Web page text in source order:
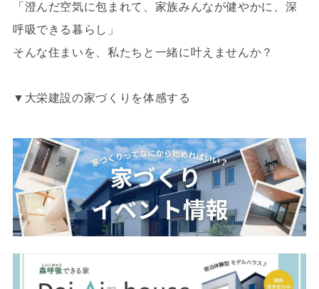
「澄んだ空気に包まれて、家族みんなが健やかに、深
呼吸できる暮らし」
そんな住まいを、私たちと一緒に叶えませんか？
▼大栄建設の家づくりを体感する